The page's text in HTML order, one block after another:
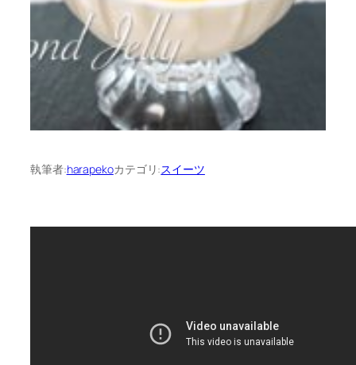
執筆者:harapekoカテゴリ:スイーツ